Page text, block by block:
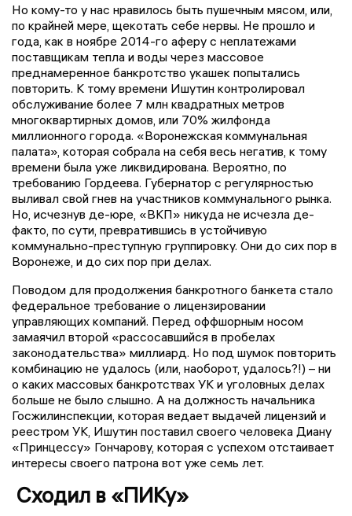
Но кому-то у нас нравилось быть пушечным мясом, или,
по крайней мере, щекотать себе нервы. Не прошло и
года, как в ноябре 2014-го аферу с неплатежами
поставщикам тепла и воды через массовое
преднамеренное банкротство укашек попытались
повторить. К тому времени Ишутин контролировал
обслуживание более 7 млн квадратных метров
многоквартирных домов, или 70% жилфонда
миллионного города. «Воронежская коммунальная
палата», которая собрала на себя весь негатив, к тому
времени была уже ликвидирована. Вероятно, по
требованию Гордеева. Губернатор с регулярностью
выливал свой гнев на участников коммунального рынка.
Но, исчезнув де-юре, «ВКП» никуда не исчезла де-
факто, по сути, превратившись в устойчивую
коммунально-преступную группировку. Они до сих пор в
Воронеже, и до сих пор при делах.
Поводом для продолжения банкротного банкета стало
федеральное требование о лицензировании
управляющих компаний. Перед оффшорным носом
замаячил второй «рассосавшийся в пробелах
законодательства» миллиард. Но под шумок повторить
комбинацию не удалось (или, наоборот, удалось?!) – ни
о каких массовых банкротствах УК и уголовных делах
больше не было слышно. А на должность начальника
Госжилинспекции, которая ведает выдачей лицензий и
реестром УК, Ишутин поставил своего человека Диану
«Принцессу» Гончарову, которая с успехом отстаивает
интересы своего патрона вот уже семь лет.
Сходил в «ПИКу»